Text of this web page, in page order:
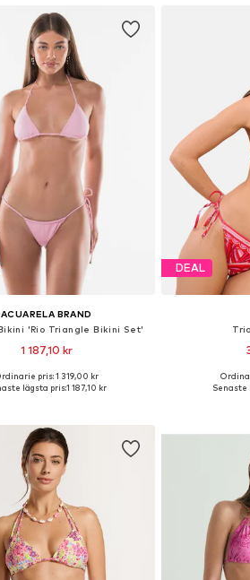
ACUARELA BRAND
'Rio Triangle Bikini Set'
1 187,10 kr
+1
storlekar: S, M, L
pris: 1 319,00 kr
lägsta pris:1 187,10 kr
DEAL
Tillgängliga
Senaste